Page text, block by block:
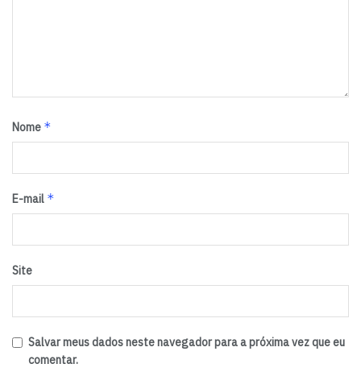
Nome *
E-mail *
Site
Salvar meus dados neste navegador para a próxima vez que eu
comentar.